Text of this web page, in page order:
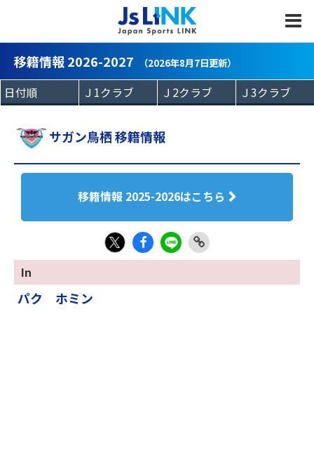
移籍情報 2026-2027 （2026年8月7日更新）
サガン鳥栖 移籍情報
移籍情報 2025-2026はこちら
X
Fac
eb
LIN
E
Link
Copy
In
パク ホミン